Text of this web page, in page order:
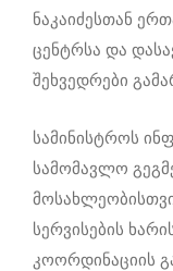
ნაკაიძესთან
ცენტრსა და
შეხვედრები
სამინისტროს
სამომავლო
სერვისების
კოორდინაციის